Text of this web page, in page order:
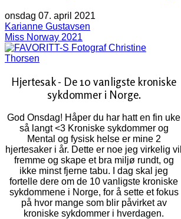
onsdag 07. april 2021
Karianne Gustavsen
Miss Norway 2021
Fotograf Christine
Thorsen
Hjertesak - De 10 vanligste kroniske
sykdommer i Norge.
God Onsdag! Håper du har hatt en fin uke
så langt <3 Kroniske sykdommer og
Mental og fysisk helse er mine 2
hjertesaker i år. Dette er noe jeg virkelig vil
fremme og skape et bra miljø rundt, og
ikke minst fjerne tabu. I dag skal jeg
fortelle dere om de 10 vanligste kroniske
sykdommene i Norge, for å sette et fokus
på hvor mange som blir påvirket av
kroniske sykdommer i hverdagen.